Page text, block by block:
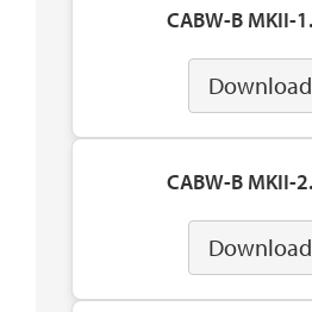
CABW-B MKII-
Download
CABW-B MKII-
Download